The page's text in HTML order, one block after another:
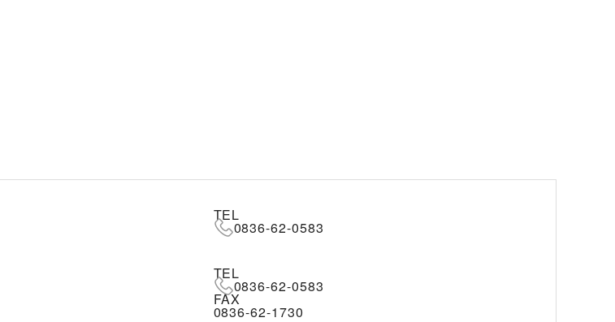
TEL
0836-62-0583
TEL
0836-62-0583
FAX
0836-62-1730